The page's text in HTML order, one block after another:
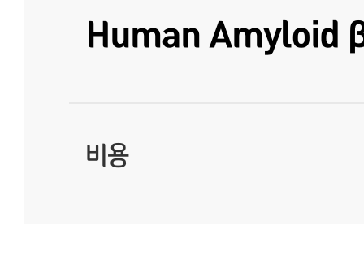
Human Amyloid
비용